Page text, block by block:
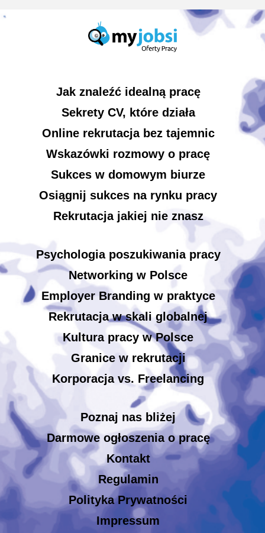
Jak znaleźć idealną pracę
Sekrety CV, które działa
Online rekrutacja bez tajemnic
Wskazówki rozmowy o pracę
Sukces w domowym biurze
Osiągnij sukces na rynku pracy
Rekrutacja jakiej nie znasz
Psychologia poszukiwania pracy
Networking w Polsce
Employer Branding w praktyce
Rekrutacja w skali globalnej
Kultura pracy w Polsce
Granice w rekrutacji
Korporacja vs. Freelancing
Poznaj nas bliżej
Darmowe ogłoszenia o pracę
Kontakt
Regulamin
Polityka Prywatności
Impressum